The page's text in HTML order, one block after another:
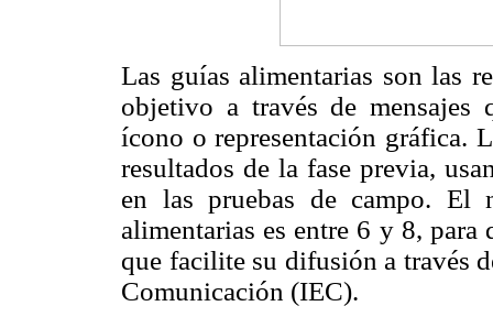
Las guías alimentarias son las
objetivo a través de mensajes
ícono o representación gráfica.
resultados de la fase previa,
en las pruebas de campo. El
alimentarias es entre 6 y 8,
que facilite su difusión a través
Comunicación (IEC).